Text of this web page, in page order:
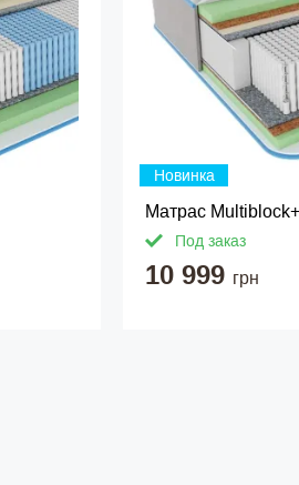
Новинка
Матрас
Под заказ
10 999 грн